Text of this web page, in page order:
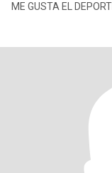
ME GUSTA EL